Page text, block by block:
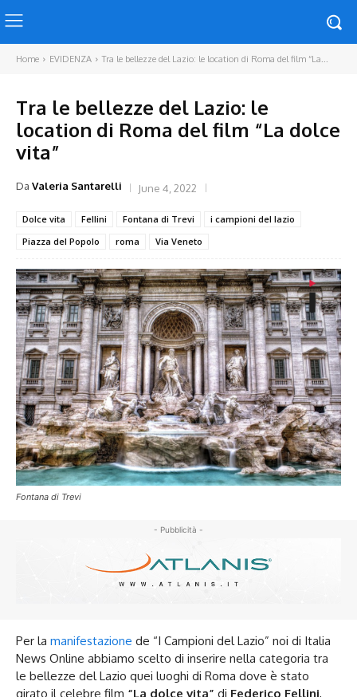
Home EVIDENZA Tra le bellezze del Lazio: le location di Roma del film “La...
Tra le bellezze del Lazio: le
location di Roma del film “La dolce
vita”
Da Valeria Santarelli June 4, 2022
Dolce vita Fellini Fontana di Trevi
i campioni del lazio
Piazza del Popolo
roma Via Veneto
Fontana di Trevi
- Pubblicità -
Per la manifestazione de “I Campioni del Lazio” noi di Italia
News Online abbiamo scelto di inserire nella categoria tra
le bellezze del Lazio quei luoghi di Roma dove è stato
girato il celebre film “La dolce vita” di Federico Fellini,